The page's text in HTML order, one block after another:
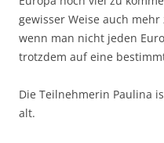
gewisser Weise auch
wenn man nicht jeden
trotzdem auf eine
Die Teilnehmerin Paulina
alt.